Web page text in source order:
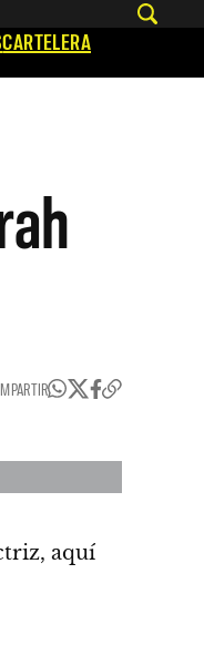
CARTELERA
aquí